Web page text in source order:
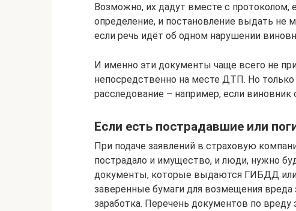
Возможно, их дадут вместе с протоколом,
определение, и постановление выдать не
если речь идёт об одном нарушении
И именно эти документы чаще всего не
непосредственно на месте ДТП. Но
расследование – например, если виновник
Если есть пострадавшие или
При подаче заявлений в страховую
пострадало и имущество, и люди, нужно
документы, которые выдаются ГИБДД или
заверенные бумаги для возмещения
заработка. Перечень документов по